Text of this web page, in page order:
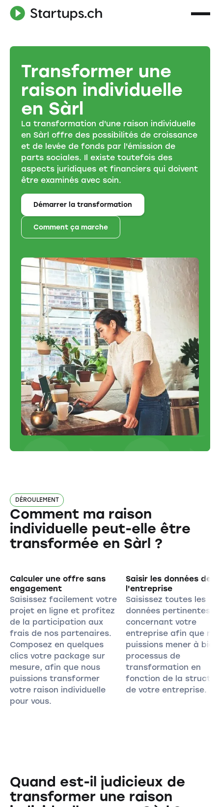
Transformer une
raison individuelle
en Sàrl
La transformation d'une raison individuelle
en Sàrl offre des possibilités de croissance
et de levée de fonds par l'émission de
parts sociales. Il existe toutefois des
aspects juridiques et financiers qui doivent
être examinés avec soin.
Démarrer la transformation
Comment ça marche
DÉROULEMENT
Comment ma raison
individuelle peut-elle être
transformée en Sàrl ?
Calculer une offre sans
engagement
Saisissez facilement votre
projet en ligne et profitez
de la participation aux
frais de nos partenaires.
Composez en quelques
clics votre package sur
mesure, afin que nous
puissions transformer
votre raison individuelle
pour vous.
Saisir les données de
l'entreprise
Saisissez toutes les
données pertinentes
concernant votre
entreprise afin que
puissions mener à bien
processus de
transformation en
fonction de la
de votre entreprise.
Quand est-il judicieux de
transformer une raison